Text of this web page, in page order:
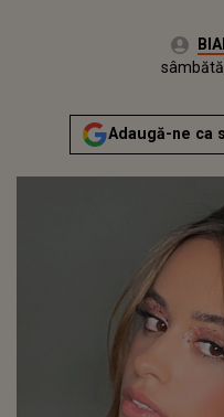
Autor:
vineri, 5 august 2022
Adaugă-ne ca